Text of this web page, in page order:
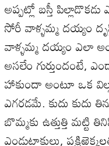
అప్పట్లో బస్తీ
సోరీ వాళ్ళమ్మ దయ్యం
వాళ్ళమ్మ దయ్యం ఎలా
అసలేం గుర్తుందంటే,
హాకుందా అంటూ ఒక
ఎగరడమే. కుదు కుదు
బొమ్మకు ఉత్తుత్తి మట్టి
ఎండుటాకులు,